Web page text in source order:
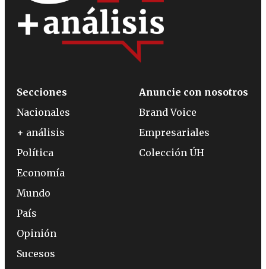
Secciones
Nacionales
+ análisis
Política
Economía
Mundo
País
Opinión
Sucesos
Anuncie con nosotros
Brand Voice
Empresariales
Colección ÚH